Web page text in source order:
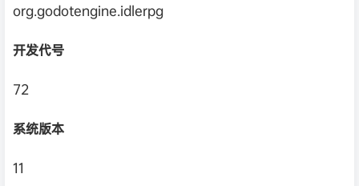
org.godotengine.idlerpg
开发代号
72
系统版本
11